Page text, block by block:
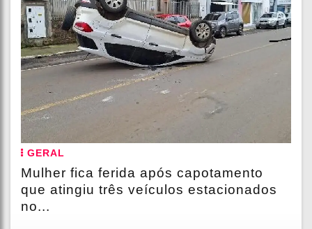
GERAL
Mulher fica ferida após capotamento
que atingiu três veículos estacionados
no...